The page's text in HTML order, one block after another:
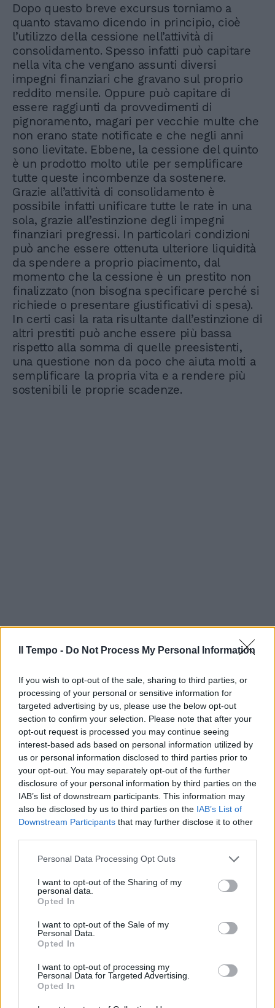
Il Tempo - Do Not Process My Personal Information
If you wish to opt-out of the sale, sharing to third parties, or
processing of your personal or sensitive information for
targeted advertising by us, please use the below opt-out
section to confirm your selection. Please note that after your
opt-out request is processed you may continue seeing
interest-based ads based on personal information utilized by
us or personal information disclosed to third parties prior to
your opt-out. You may separately opt-out of the further
disclosure of your personal information by third parties on the
IAB’s list of downstream participants. This information may
also be disclosed by us to third parties on the IAB’s List of
Downstream Participants that may further disclose it to other
Personal Data Processing Opt Outs
I want to opt-out of the Sharing of my
personal data.
Opted In
I want to opt-out of the Sale of my
Personal Data.
Opted In
I want to opt-out of processing my
Personal Data for Targeted Advertising.
Opted In
Dopo questo breve excursus torniamo a
quanto stavamo dicendo in principio, cioè
l’utilizzo della cessione nell’attività di
consolidamento. Spesso infatti può capitare
nella vita che vengano assunti diversi
impegni finanziari che gravano sul proprio
reddito mensile. Oppure può capitare di
essere raggiunti da provvedimenti di
pignoramento, magari per vecchie multe che
non erano state notificate e che negli anni
sono lievitate. Ebbene, la cessione del quinto
è un prodotto molto utile per semplificare
tutte queste incombenze da sostenere.
Grazie all’attività di consolidamento è
possibile infatti unificare tutte le rate in una
sola, grazie all’estinzione degli impegni
finanziari pregressi. In particolari condizioni
può anche essere ottenuta ulteriore liquidità
da spendere a proprio piacimento, dal
momento che la cessione è un prestito non
finalizzato (non bisogna specificare perché si
richiede o presentare giustificativi di spesa).
In certi casi la rata risultante dall’estinzione di
altri prestiti può anche essere più bassa
rispetto alla somma di quelle preesistenti,
una questione non da poco che aiuta molti a
semplificare la propria vita e a rendere più
sostenibili le proprie scadenze.